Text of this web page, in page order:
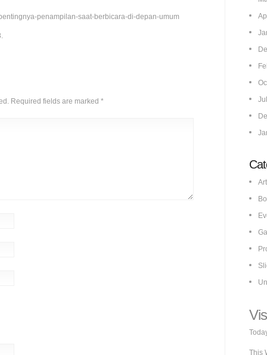
penampilan-saat-berbicara-di-depan-umum
Required fields are marked *
This